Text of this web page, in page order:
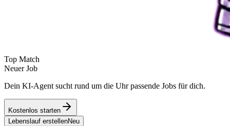
Top Match
Neuer Job
Dein KI-Agent sucht rund um die Uhr passende Jobs für dich.
Kostenlos starten
Lebenslauf erstellenNeu